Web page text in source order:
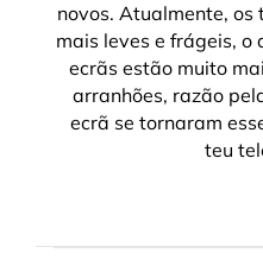
novos. Atualmente, os
mais leves e frágeis, o
ecrãs estão muito
arranhões, razão
ecrã se tornaram
teu